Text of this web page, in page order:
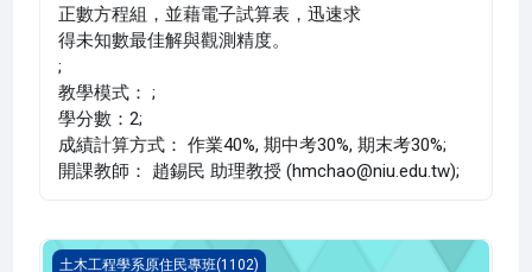
正數方程組，並藉電子試算表，迅速求
得未知數最佳解與觀測精度。
;
教學模式： ;
學分數：2;
成績計算方式： 作業40%, 期中考30%, 期末考30%;
開課教師： 趙錫民 助理教授 (hmchao@niu.edu.tw);
原住民族政策與行政(1102_B2CI020002A)
土木工程學系原住民專班(1102)